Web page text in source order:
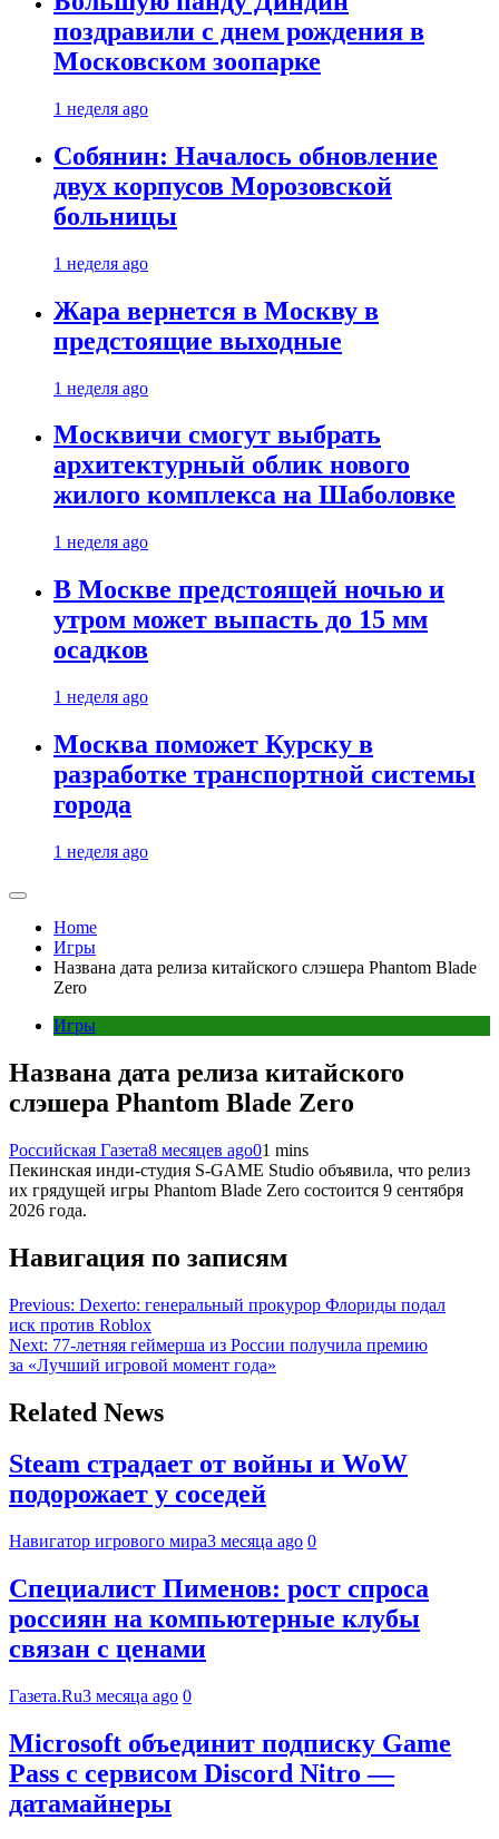
поздравили с днем рождения в
Московском зоопарке
1 неделя ago
Собянин: Началось обновление
двух корпусов Морозовской
больницы
1 неделя ago
Жара вернется в Москву в
предстоящие выходные
1 неделя ago
Москвичи смогут выбрать
архитектурный облик нового
жилого комплекса на Шаболовке
1 неделя ago
В Москве предстоящей ночью и
утром может выпасть до 15 мм
осадков
1 неделя ago
Москва поможет Курску в
разработке транспортной системы
города
1 неделя ago
Home
Игры
Названа дата релиза китайского слэшера Phantom Blade
Zero
Игры
Названа дата релиза китайского
слэшера Phantom Blade Zero
Российская Газета8 месяцев ago01 mins
Пекинская инди-студия S-GAME Studio объявила, что релиз
их грядущей игры Phantom Blade Zero состоится 9 сентября
2026 года.
Навигация по записям
Previous: Dexerto: генеральный прокурор Флориды подал
иск против Roblox
Next: 77-летняя геймерша из России получила премию
за «Лучший игровой момент года»
Related News
Steam страдает от войны и WoW
подорожает у соседей
Навигатор игрового мира3 месяца ago 0
Специалист Пименов: рост спроса
россиян на компьютерные клубы
связан с ценами
Газета.Ru3 месяца ago 0
Microsoft объединит подписку Game
Pass с сервисом Discord Nitro —
датамайнеры